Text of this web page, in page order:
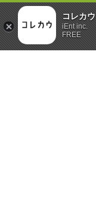
コレカウ
iEnt inc.
FREE